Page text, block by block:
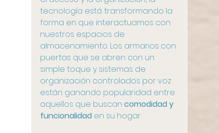
tecnología está transformando la
forma en que interactuamos con
nuestros espacios de
almacenamiento. Los armarios con
puertas que se abren con un
simple toque y sistemas de
organización controlados por voz
están ganando popularidad entre
aquellos que buscan comodidad y
funcionalidad en su hogar.